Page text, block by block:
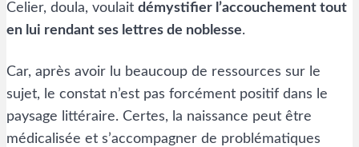
Celier, doula, voulait démystifier l’accouchement tout
en lui rendant ses lettres de noblesse.
Car, après avoir lu beaucoup de ressources sur le
sujet, le constat n’est pas forcément positif dans le
paysage littéraire. Certes, la naissance peut être
médicalisée et s’accompagner de problématiques